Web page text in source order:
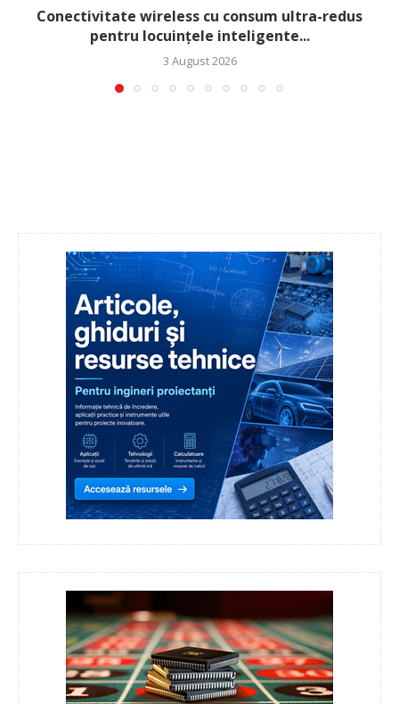
Conectivitate wireless cu consum ultra-redus
pentru locuințele inteligente...
3 August 2026